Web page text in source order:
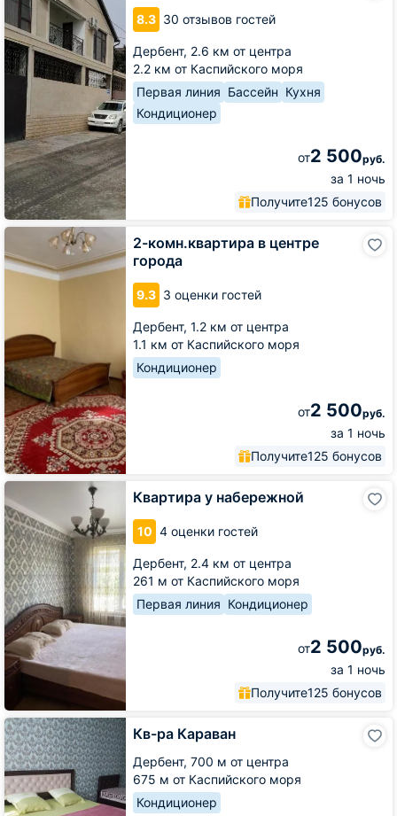
8.3 30 отзывов гостей
Дербент, 2.6 км от центра
2.2 км от Каспийского моря
Первая линия Бассейн Кухня
Кондиционер
от2 500руб.
за 1 ночь
Получите125 бонусов
Мира
60
2-комн.квартира в центре
города
9.3 3 оценки гостей
Дербент, 1.2 км от центра
1.1 км от Каспийского моря
Кондиционер
от2 500руб.
за 1 ночь
Получите125 бонусов
2-
комн.квартира
в
центре
Квартира у набережной
10 4 оценки гостей
Дербент, 2.4 км от центра
261 м от Каспийского моря
Первая линия Кондиционер
от2 500руб.
за 1 ночь
Получите125 бонусов
Квартира
у
набережной
Кв-ра Караван
Дербент, 700 м от центра
675 м от Каспийского моря
Кондиционер
Кв-
ра
Караван